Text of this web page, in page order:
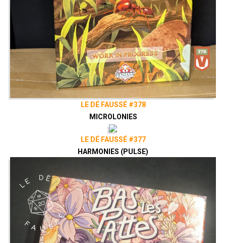
LE DÉ FAUSSÉ #378
MICROLONIES
LE DÉ FAUSSÉ #377
HARMONIES (PULSE)